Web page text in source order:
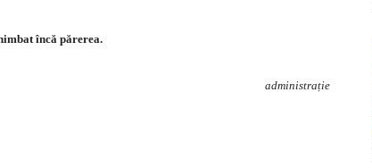
încă părerea.
administrație